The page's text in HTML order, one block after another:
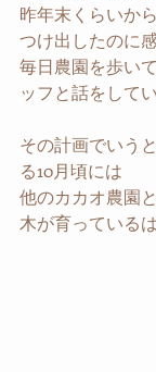
昨年末くらいか
つけ出したのに
毎日農園を歩い
ッフと話をしてい
その計画でいう
る10月頃には
他のカカオ農園
木が育っている